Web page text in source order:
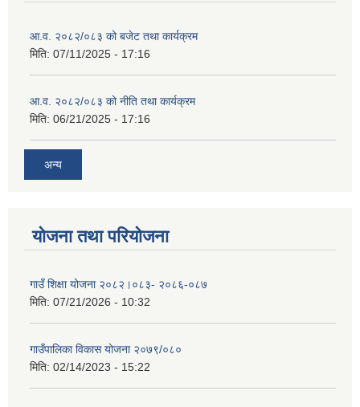
आ.व. २०८२/०८३ को बजेट तथा कार्यक्रम
मिति: 07/11/2025 - 17:16
आ.व. २०८२/०८३ को नीति तथा कार्यक्रम
मिति: 06/21/2025 - 17:16
अन्य
योजना तथा परियोजना
गाउँ शिक्षा योजना २०८२।०८३- २०८६-०८७
मिति: 07/21/2026 - 10:32
गाउँपालिका विकास योजना २०७९/०८०
मिति: 02/14/2023 - 15:22